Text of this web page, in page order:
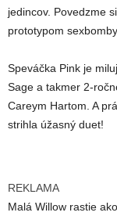
jedincov. Povedzme
prototypom
Speváčka Pink je
Sage a takmer 2-
Careym Hartom. A
strihla úžasný duet!
REKLAMA
Malá Willow rastie